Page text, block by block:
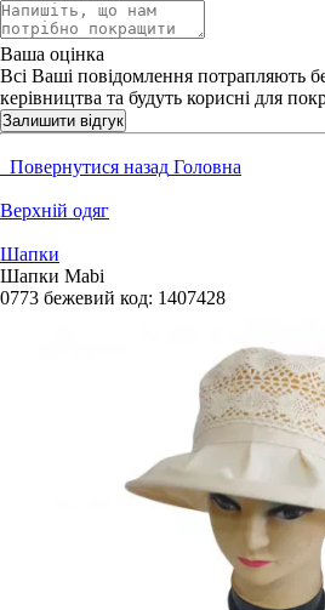
Ваша оцінка
Всі Ваші повідомлення потрапляють
керівництва та будуть корисні для
Залишити відгук
Повернутися назад Головна
Верхній одяг
Шапки
Шапки Mabi
0773 бежевий код: 1407428